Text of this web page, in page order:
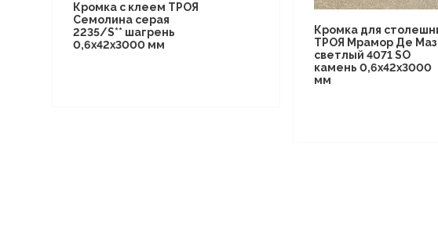
Кромка с клеем ТРОЯ
Семолина серая
2235/S** шагрень
0,6х42х3000 мм
Кромка для
ТРОЯ Мрамор Де
светлый 4071 SO
камень 0,6х42х3000
мм